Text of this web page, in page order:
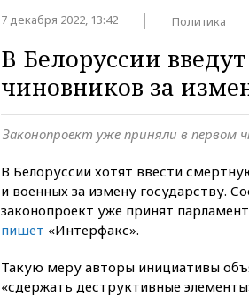
7 декабря 2022, 13:42 Политика
В Белоруссии
чиновников за
Законопроект уже приняли в первом
В Белоруссии хотят ввести
и военных за измену государству.
законопроект уже принят
пишет «Интерфакс».
Такую меру авторы инициативы
«сдержать деструктивные